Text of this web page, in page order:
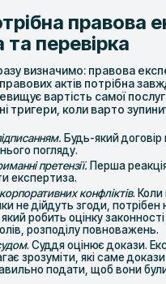
правова
та перевірка
визначимо: правова
актів потрібна
вартість самої
тригери, коли варто
Будь-який договір
погляду.
претензії. Перша
експертиза.
конфліктів.
не дійдуть згоди,
робить оцінку законності
розподілу повноважень.
. Суддя оцінює докази.
зрозуміти, які саме докази
подати, щоб вони